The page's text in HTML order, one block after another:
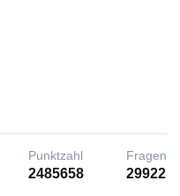
Punktzahl
2485658
Fragen
29922